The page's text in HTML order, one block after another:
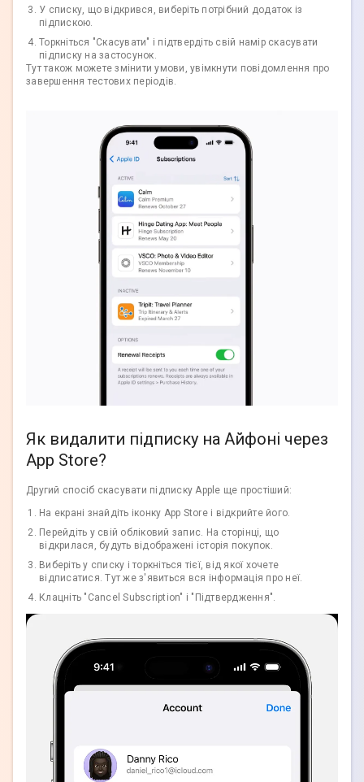
У списку, що відкрився, виберіть потрібний додаток із
підпискою.
Торкніться "Скасувати" і підтвердіть свій намір скасувати
підписку на застосунок.
Тут також можете змінити умови, увімкнути повідомлення про
завершення тестових періодів.
Як видалити підписку на Айфоні через
App Store?
Другий спосіб скасувати підписку Apple ще простіший:
На екрані знайдіть іконку App Store і відкрийте його.
Перейдіть у свій обліковий запис. На сторінці, що
відкрилася, будуть відображені історія покупок.
Виберіть у списку і торкніться тієї, від якої хочете
відписатися. Тут же з'явиться вся інформація про неї.
Клацніть "Cancel Subscription" і "Підтвердження".